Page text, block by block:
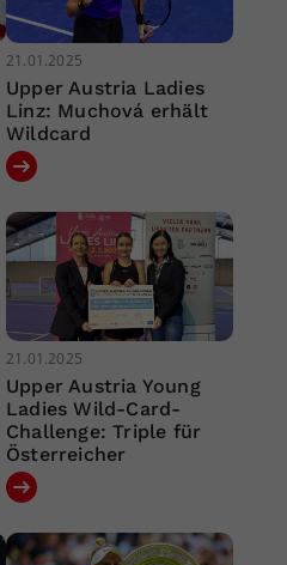
21.01.2025
Upper Austria Ladies
Linz: Muchová erhält
Wildcard
21.01.2025
Upper Austria Young
Ladies Wild-Card-
Challenge: Triple für
Österreicher